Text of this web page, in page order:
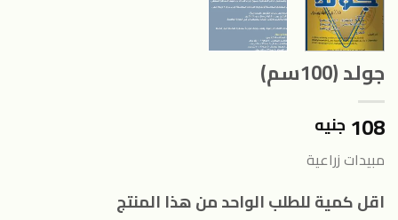
جولد (100سم)
108 جنيه
مبيدات زراعية
اقل كمية للطلب الواحد من هذا المنتج